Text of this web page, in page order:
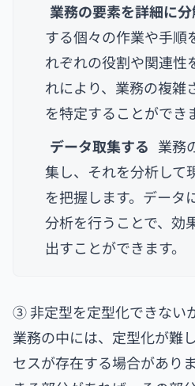
業務の要素を詳細に
する個々の作業や手順
れぞれの役割や関連性
れにより、業務の複雑
を特定することができ
データ取集する 業務
集し、それを分析して
を把握します。データ
分析を行うことで、効
出すことができます。
③ 非定型を定型化できない
業務の中には、定型化が難
セスが存在する場合があり